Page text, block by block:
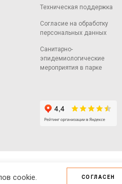
Техническая поддержка
Согласие на обработку
персональных данных
Санитарно-
эпидемиологические
мероприятия в парке
cookie. СОГЛАСЕН